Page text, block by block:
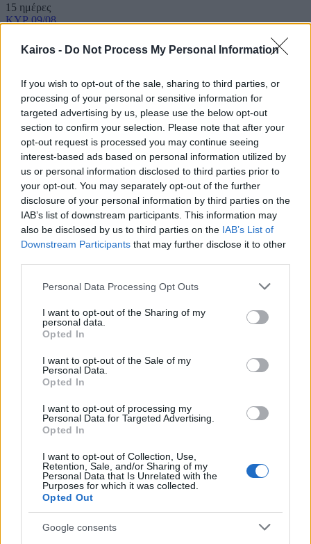
Kairos - Do Not Process My Personal Information
If you wish to opt-out of the sale, sharing to third parties, or
processing of your personal or sensitive information for
targeted advertising by us, please use the below opt-out
section to confirm your selection. Please note that after your
opt-out request is processed you may continue seeing
interest-based ads based on personal information utilized by
us or personal information disclosed to third parties prior to
your opt-out. You may separately opt-out of the further
disclosure of your personal information by third parties on the
IAB’s list of downstream participants. This information may
also be disclosed by us to third parties on the IAB’s List of
Downstream Participants that may further disclose it to other
Please note that this website/app uses one or more Google
not limited to your visit or usage behaviour. You may click to
grant or deny consent to Google and its third-party tags to
use your data for below specified purposes in below Google
consent section.
Personal Data Processing Opt Outs
I want to opt-out of the Sharing of my
personal data.
Opted In
I want to opt-out of the Sale of my
Personal Data.
Opted In
I want to opt-out of processing my
Personal Data for Targeted Advertising.
Opted In
I want to opt-out of Collection, Use,
Retention, Sale, and/or Sharing of my
Personal Data that Is Unrelated with the
Purposes for which it was collected.
Opted Out
Google consents
15 ημέρες
ΚΥΡ 09/08
4 bf ΒΒΑ
ΔΕΥ
10/08
/ 34°Αραιή Συννεφιά
4 bf ΒΒΑ
ΤΡΙ 11/08
/ 35° Καθαρός καιρός
12/08
34° Καθαρός καιρός
13/08
33°Αραιή Συννεφιά
ΒΒΑ
14/08